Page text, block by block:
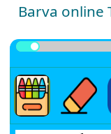
Barva online